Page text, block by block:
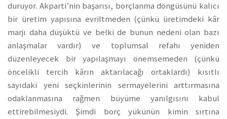
duruyor. Akparti’nin başarısı, borçlanma döngüsünü kalıcı
bir üretim yapısına evriltmeden (çünkü üretimdeki kâr
marjı daha düşüktü ve belki de bunun nedeni olan bazı
anlaşmalar vardır) ve toplumsal refahı yeniden
düzenleyecek bir yapılaşmayı önemsemeden (çünkü
öncelikli tercih kârın aktarılacağı ortaklardı) kısıtlı
sayıdaki yeni seçkinlerinin sermayelerini arttırmasına
odaklanmasına rağmen büyüme yanılgısını kabul
ettirebilmesiydi. Şimdi borç yükünün kimin sırtına